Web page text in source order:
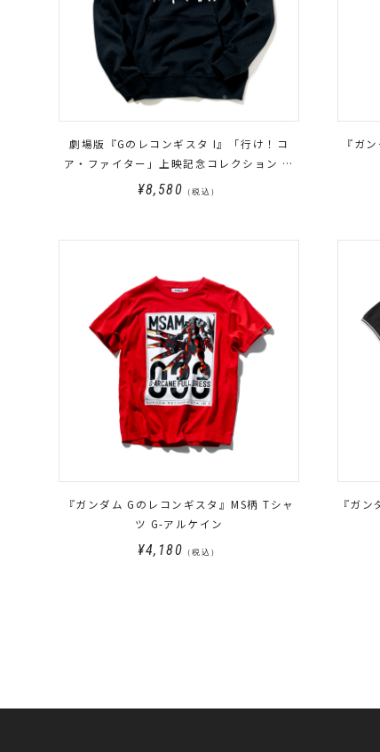
劇場版『Gのレコンギスタ I』「行け！コ
ア・ファイター」上映記念コレクション パ
ーカー PIRATE CORPS
¥8,580 （税込）
『ガ
『ガンダム Gのレコンギスタ』MS柄 Tシャ
ツ G-アルケイン
¥4,180 （税込）
『ガ